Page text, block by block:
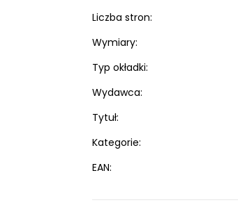
Liczba stron:
Wymiary:
Typ okładki:
Wydawca:
Tytuł:
Kategorie:
EAN: